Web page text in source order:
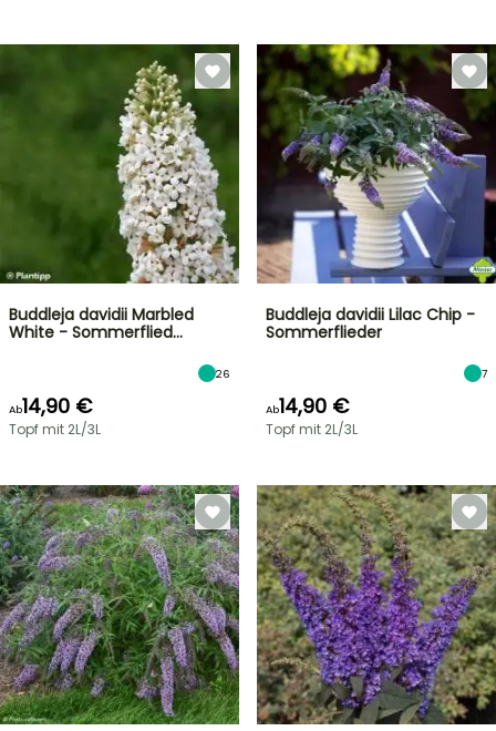
Buddleja davidii Marbled
White - Sommerflied…
26
Ab14,90 €
Topf mit 2L/3L
Buddleja davidii Lilac Chip -
Sommerflieder
7
Ab14,90 €
Topf mit 2L/3L